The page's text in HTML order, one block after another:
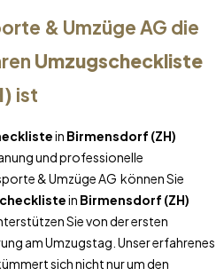
& Umzüge AG die
Umzugscheckliste
ist
in Birmensdorf (ZH)
und professionelle
& Umzüge AG können Sie
in Birmensdorf (ZH)
Sie von der ersten
am Umzugstag. Unser erfahrenes
sich nicht nur um den